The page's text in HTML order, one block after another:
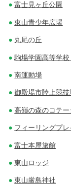
富士見ヶ丘公園
東山青少年広場
丸尾の丘
駒場学園高等学
南運動場
御殿場市陸上競技
高嶺の森のコテー
フィーリングプ
富士本屋旅館
東山ロッジ
東山厳島神社